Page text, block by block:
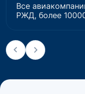
Все
РЖД, более